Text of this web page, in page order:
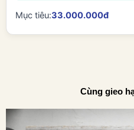
Mục tiêu:33.000.000đ
Cùng gieo